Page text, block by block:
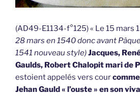
(AD49-E1134-f°125) « Le 15 mars
28 mars en 1540 donc avant
1541 nouveau style)Jacques,
Gaulds, Robert Chalopit mari de
estoient appelés vers cour
Jehan Gauld « l’ouste » en son